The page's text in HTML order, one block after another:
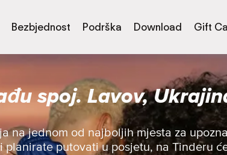
Bezbjednost Podrška Download Gift
spoj. Lavov,
na jednom od najboljih mjesta za
planirate putovati u posjetu, na Tinderu